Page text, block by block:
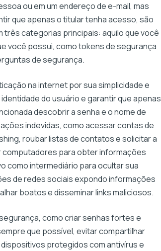
ou em um endereço de e-mail, mas
que apenas o titular tenha acesso, são
categorias principais: aquilo que você
você possui, como tokens de segurança
de segurança.
na internet por sua simplicidade e
do usuário e garantir que apenas
descobrir a senha e o nome de
indevidas, como acessar contas de
roubar listas de contatos e solicitar a
computadores para obter informações
como intermediário para ocultar sua
de redes sociais expondo informações
boatos e disseminar links maliciosos.
como criar senhas fortes e
que possível, evitar compartilhar
protegidos com antivírus e